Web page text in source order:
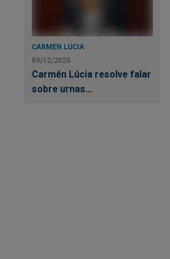
CÁRMEN LÚCIA
09/12/2025
Carmén Lúcia resolve falar
sobre urnas...